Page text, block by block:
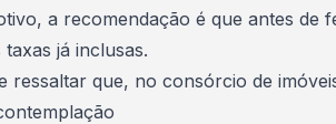
a recomendação é que antes
já inclusas.
ressaltar que, no consórcio de